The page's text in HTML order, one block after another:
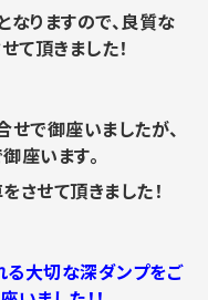
りますので、良質な
て頂きました！
せで御座いましたが、
座います。
させて頂きました！
る大切な深ダンプをご